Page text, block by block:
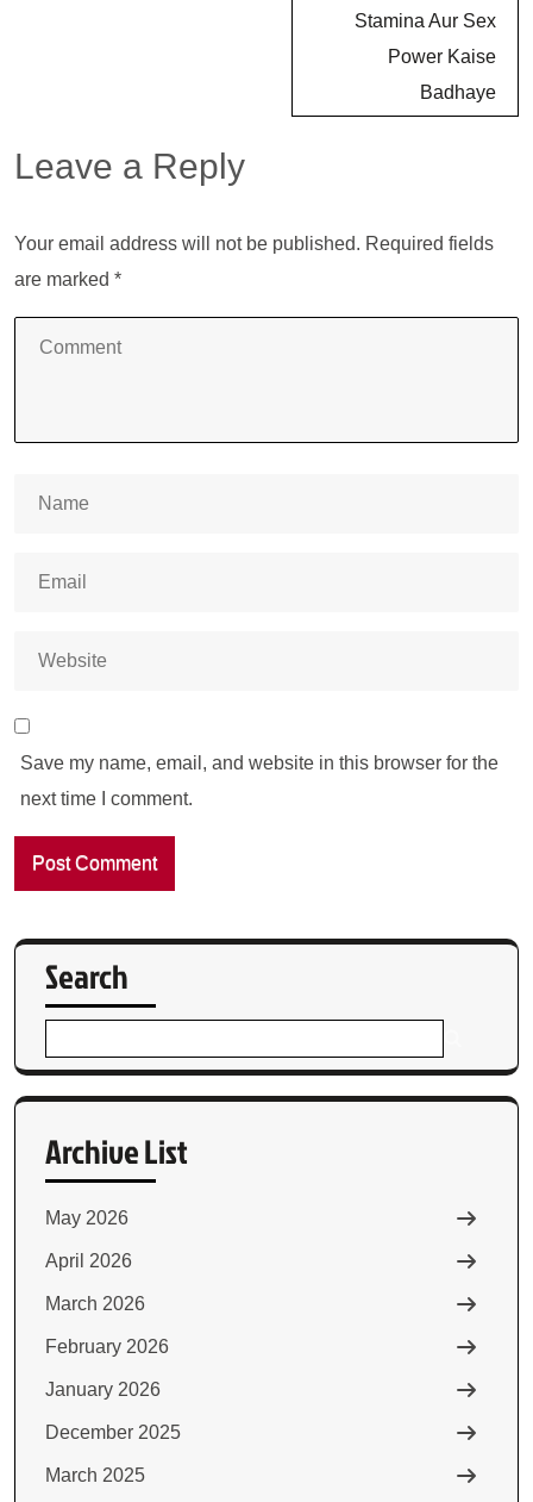
Stamina Aur Sex
Power Kaise
Badhaye
Leave a Reply
Your email address will not be published. Required fields
are marked *
Save my name, email, and website in this browser for the
next time I comment.
Search
Archive List
May 2026
April 2026
March 2026
February 2026
January 2026
December 2025
March 2025